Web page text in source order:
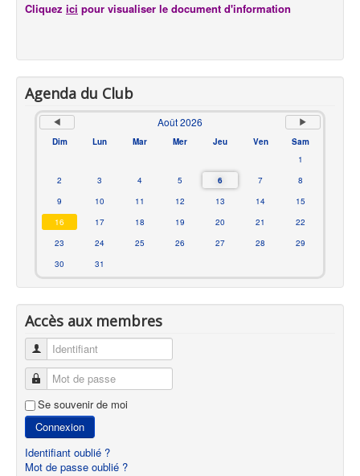
Cliquez ici pour visualiser le document d'information
Agenda du Club
Août 2026
Dim Lun Mar Mer Jeu Ven
Sam
1
2
3 4 5 6 7
8
9
10 11 12 13 14
15
16
17 18 19 20 21
22
23
24 25 26 27 28
29
30
31
Accès aux membres
Identifiant
Mot de passe
Se souvenir de moi
Connexion
Identifiant oublié ?
Mot de passe oublié ?